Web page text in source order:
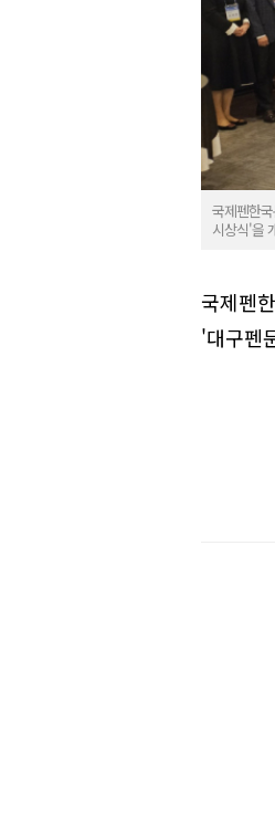
국제펜한
시상식'을
국제펜
'대구펜